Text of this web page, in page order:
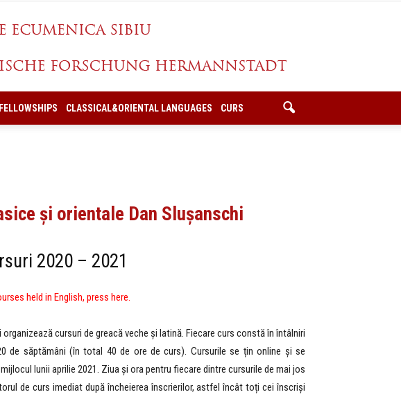
CLASSICAL&ORIENTAL LANGUAGES CURS
și orientale Dan Slușanschi
2020 – 2021
held in English, press here.
cursuri de greacă veche și latină. Fiecare curs constă în întâlniri
de săptămâni (în total 40 de ore de curs). Cursurile se țin online și se
lunii aprilie 2021. Ziua și ora pentru fiecare dintre cursurile de mai jos
de curs imediat după încheierea înscrierilor, astfel încât toți cei înscriși